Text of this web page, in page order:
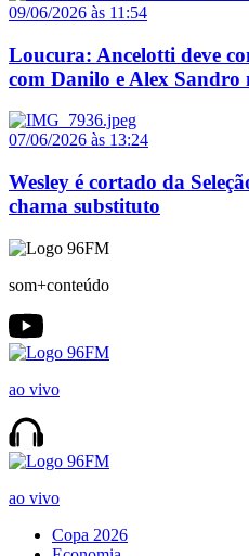
09/06/2026 às 11:54
Loucura: Ancelotti deve
com Danilo e Alex Sandro
07/06/2026 às 13:24
Wesley é cortado da
chama substituto
som+conteúdo
ao vivo
ao vivo
Copa 2026